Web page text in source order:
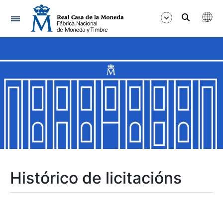
Navegación
Mostrar/Ocultar
Mostrar/Ocultar
Mostrar/Ocultar
Histórico de licitacións